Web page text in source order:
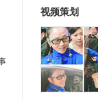
视频策划